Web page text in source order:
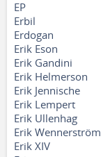
EP
Erbil
Erdogan
Erik Eson
Erik Gandini
Erik Helmerson
Erik Jennische
Erik Lempert
Erik Ullenhag
Erik Wennerström
Erik XIV